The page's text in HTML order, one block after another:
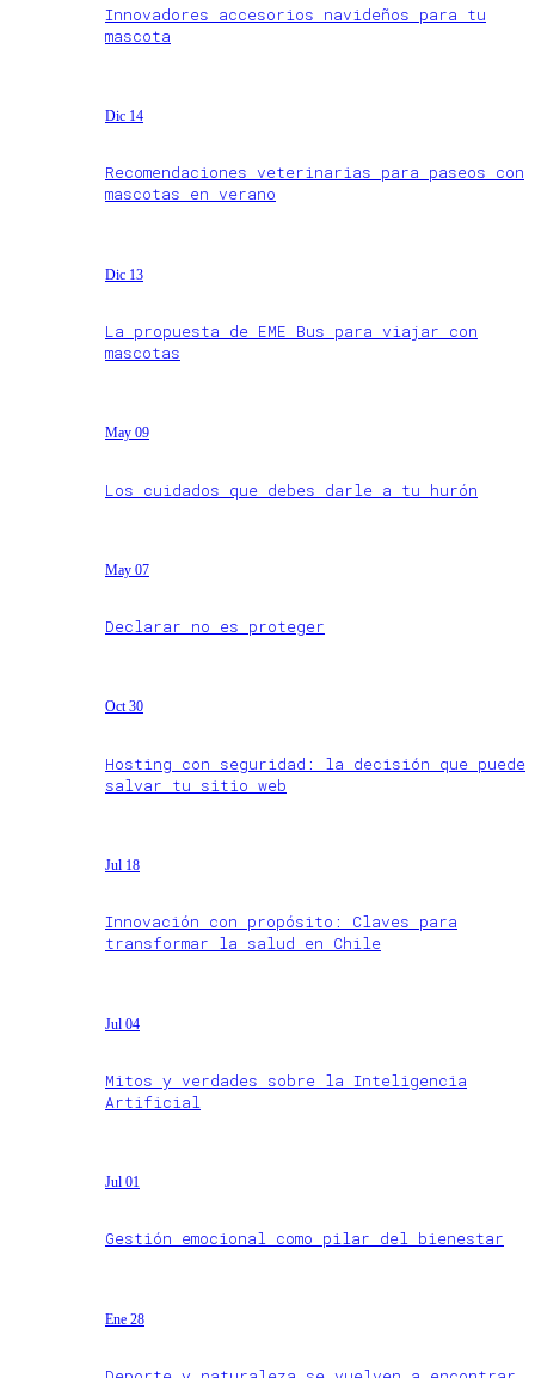
Innovadores accesorios navideños para tu
mascota
Dic 14
Recomendaciones veterinarias para paseos con
mascotas en verano
Dic 13
La propuesta de EME Bus para viajar con
mascotas
May 09
Los cuidados que debes darle a tu hurón
May 07
Declarar no es proteger
Oct 30
Hosting con seguridad: la decisión que puede
salvar tu sitio web
Jul 18
Innovación con propósito: Claves para
transformar la salud en Chile
Jul 04
Mitos y verdades sobre la Inteligencia
Artificial
Jul 01
Gestión emocional como pilar del bienestar
Ene 28